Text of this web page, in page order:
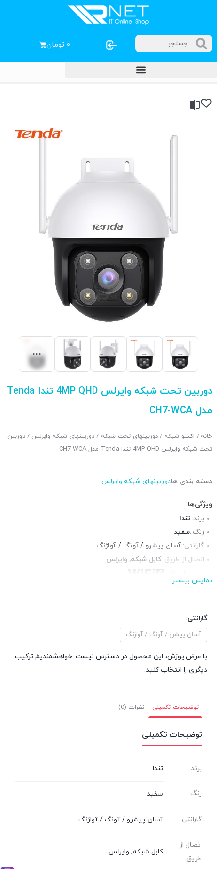
۰ تومان
دوربین تحت شبکه وایرلس 4MP QHD تندا Tenda
مدل CH7-WCA
خانه / اکتیو شبکه / دوربینهای تحت شبکه / دوربینهای شبکه وایرلس / دوربین
تحت شبکه وایرلس 4MP QHD تندا Tenda مدل CH7-WCA
دسته بندی هادوربینهای شبکه وایرلس
ویژگی‌ها
برند::تندا
رنگ::سفید
گارانتی::آسان پیشرو / آونگ / آواژنگ
اتصال از طریق::کابل شبکه, وایرلس
سنسور تصویر:
شب:
دید در شب:رنگی
نمایش بیشتر
گارانتی:
آسان پیشرو / آونگ / آواژنگ
با عرض پوزش، این محصول در دسترس نیست. خواهشمندیمً ترکیب
دیگری را انتخاب کنید.
توضیحات تکمیلی نظرات (0)
توضیحات تکمیلی
برند: تندا
رنگ: سفید
گارانتی: آسان پیشرو / آونگ / آواژنگ
اتصال از
طریق:
کابل شبکه, وایرلس